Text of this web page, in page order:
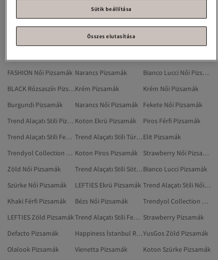
Penti Zöld Pizsamák
Koton Pizsamák
Vienetta Szürke PizsamákZöld Pizsamák
FASHION Női Pizsamák Narancs Pizsamák
Bianco Lucci Női Pizsamák
BLACK Rózsaszín PizsamákKrém Pizsamák
Krém Női Pizsamák
Burgundi Pizsamák
Narancs Női Pizsamák
Fekete Női Pizsamák
Trend Alaçatı Stili Pizsamák Koton Ekrü Pizsamák
Piros Férfi Pizsamák
Trend Alaçatı Stili Fehér Pizsamák
Trend Alaçatı Stili Türkizkék PizsamákElit Pizsamák
Trendyol Collection Kék Pizsamák Koton Piros Pizsamák
Strawberry Női Pizsamák
Zöld Női Pizsamák
Trend Alaçatı Stili Sötétkék PizsamákBianco Lucci Pizsamák
Szürke Női Pizsamák
LEFTIES Ekrü Pizsamák
Trend Alaçatı Stili Női Pizsamák
Khaki Férfi Pizsamák
Bézs Női Pizsamák
Trendyol Collection Zöld Mellények
LEFTIES Zöld Pizsamák
Trend Alaçatı Stili Fekete Pizsamák Strawberry Pizsamák
Defacto Pizsamák
Happiness İstanbul Rózsaszín PizsamákYusGos Zöld Pizsamák
Olalook Pizsamák
Vienetta Pizsamák
Koton Szürke Pizsamák
Sütik beállítása
Összes elutasítása